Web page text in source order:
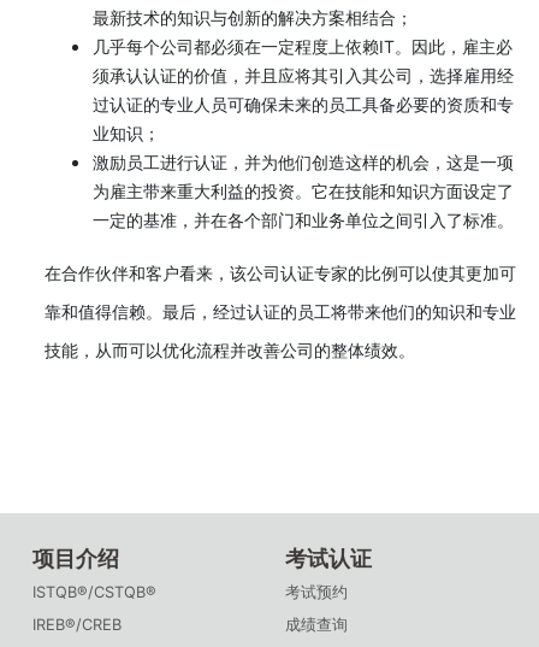
最新技术的知识与创新的解决方案相结合；
几乎每个公司都必须在一定程度上依赖IT。因此，雇主必
须承认认证的价值，并且应将其引入其公司，选择雇用经
过认证的专业人员可确保未来的员工具备必要的资质和专
业知识；
激励员工进行认证，并为他们创造这样的机会，这是一项
为雇主带来重大利益的投资。它在技能和知识方面设定了
一定的基准，并在各个部门和业务单位之间引入了标准。
在合作伙伴和客户看来，该公司认证专家的比例可以使其更加可
靠和值得信赖。最后，经过认证的员工将带来他们的知识和专业
技能，从而可以优化流程并改善公司的整体绩效。
项目介绍
ISTQB®/CSTQB®
IREB®/CREB
考试认证
考试预约
成绩查询